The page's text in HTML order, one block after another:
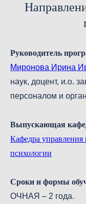
Руководитель
Миронова Ирина
наук, доцент, и.о.
персоналом и
Выпускающая
Кафедра управления
психологии
Сроки и формы
ОЧНАЯ – 2 года.